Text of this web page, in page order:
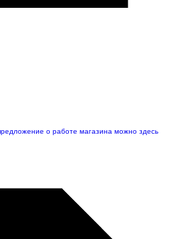
о работе магазина можно здесь